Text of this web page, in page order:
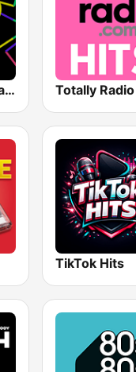
1.FM - Amsterdam Trance Totally
TikTok Hits